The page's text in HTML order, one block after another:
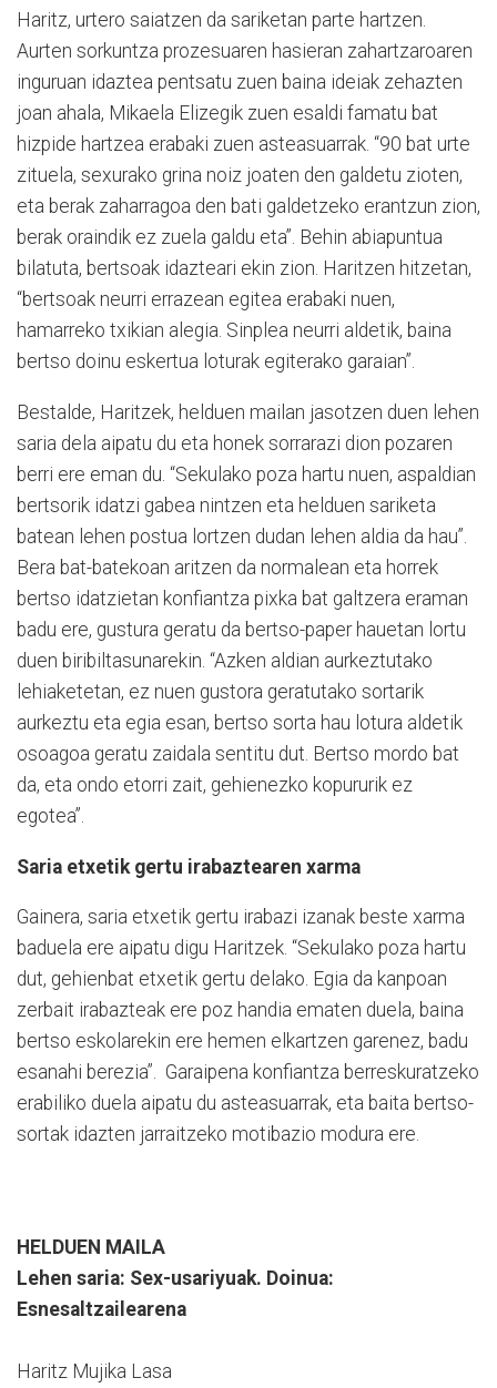
Haritz, urtero saiatzen da sariketan parte hartzen.
Aurten sorkuntza prozesuaren hasieran zahartzaroaren
inguruan idaztea pentsatu zuen baina ideiak zehazten
joan ahala, Mikaela Elizegik zuen esaldi famatu bat
hizpide hartzea erabaki zuen asteasuarrak. “90 bat urte
zituela, sexurako grina noiz joaten den galdetu zioten,
eta berak zaharragoa den bati galdetzeko erantzun zion,
berak oraindik ez zuela galdu eta”. Behin abiapuntua
bilatuta, bertsoak idazteari ekin zion. Haritzen hitzetan,
“bertsoak neurri errazean egitea erabaki nuen,
hamarreko txikian alegia. Sinplea neurri aldetik, baina
bertso doinu eskertua loturak egiterako garaian”.
Bestalde, Haritzek, helduen mailan jasotzen duen lehen
saria dela aipatu du eta honek sorrarazi dion pozaren
berri ere eman du. “Sekulako poza hartu nuen, aspaldian
bertsorik idatzi gabea nintzen eta helduen sariketa
batean lehen postua lortzen dudan lehen aldia da hau”.
Bera bat-batekoan aritzen da normalean eta horrek
bertso idatzietan konfiantza pixka bat galtzera eraman
badu ere, gustura geratu da bertso-paper hauetan lortu
duen biribiltasunarekin. “Azken aldian aurkeztutako
lehiaketetan, ez nuen gustora geratutako sortarik
aurkeztu eta egia esan, bertso sorta hau lotura aldetik
osoagoa geratu zaidala sentitu dut. Bertso mordo bat
da, eta ondo etorri zait, gehienezko kopururik ez
egotea”.
Saria etxetik gertu irabaztearen xarma
Gainera, saria etxetik gertu irabazi izanak beste xarma
baduela ere aipatu digu Haritzek. “Sekulako poza hartu
dut, gehienbat etxetik gertu delako. Egia da kanpoan
zerbait irabazteak ere poz handia ematen duela, baina
bertso eskolarekin ere hemen elkartzen garenez, badu
esanahi berezia”. Garaipena konfiantza berreskuratzeko
erabiliko duela aipatu du asteasuarrak, eta baita bertso-
sortak idazten jarraitzeko motibazio modura ere.
HELDUEN MAILA
Lehen saria: Sex-usariyuak. Doinua:
Esnesaltzailearena
Haritz Mujika Lasa